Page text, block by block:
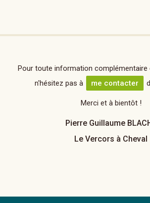
Pour toute information complémentaire
n'hésitez pas à
me contacter
Merci et à bientôt !
Pierre Guillaume
Le Vercors à Cheval